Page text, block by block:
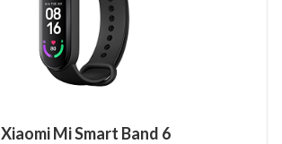
Xiaomi Mi Smart Band 6